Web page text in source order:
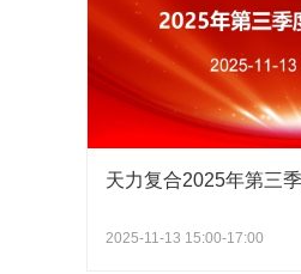
★投资者参与
访问活动页
接进行提问交
★提示：网
氛，请勿使
言语信息。
天力复合2025年第三
2025-11-13 15:00-17:00